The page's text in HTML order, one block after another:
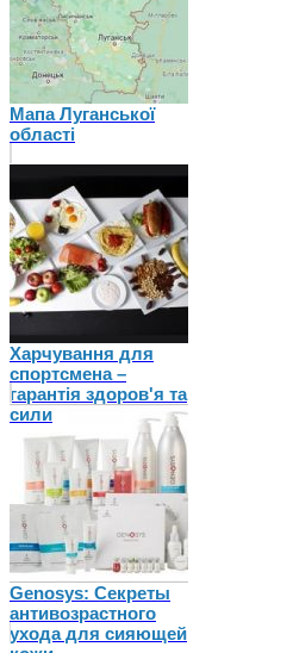
Мапа Луганської
області
Харчування для
спортсмена –
гарантія здоров'я та
сили
Genosys: Секреты
антивозрастного
ухода для сияющей